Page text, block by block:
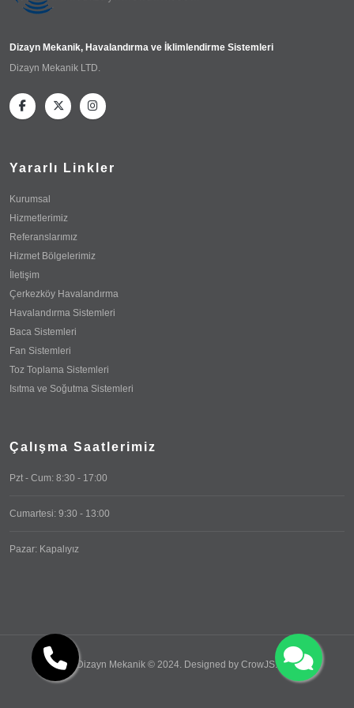
Dizayn Mekanik, Havalandırma ve İklimlendirme Sistemleri
Dizayn Mekanik LTD.
Yararlı Linkler
Kurumsal
Hizmetlerimiz
Referanslarımız
Hizmet Bölgelerimiz
İletişim
Çerkezköy Havalandırma
Havalandırma Sistemleri
Baca Sistemleri
Fan Sistemleri
Toz Toplama Sistemleri
Isıtma ve Soğutma Sistemleri
Çalışma Saatlerimiz
Pzt - Cum: 8:30 - 17:00
Cumartesi: 9:30 - 13:00
Pazar: Kapalıyız
Dizayn Mekanik © 2024. Designed by CrowJS.